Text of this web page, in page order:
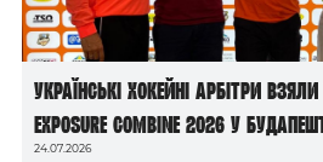
Українські хокейні арбітри
Exposure Combine 2026 у
24.07.2026